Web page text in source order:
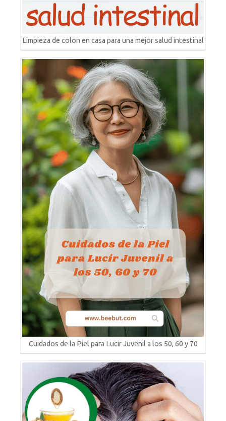
Limpieza de colon en casa para una mejor salud intestinal
Cuidados de la Piel para Lucir Juvenil a los 50, 60 y 70